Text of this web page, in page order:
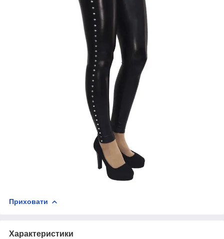
Приховати
Характеристики